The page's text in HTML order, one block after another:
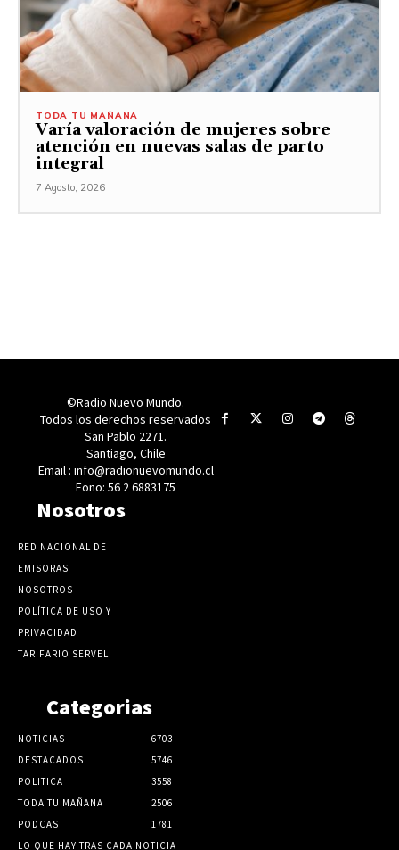
TODA TU MAÑANA
Varía valoración de mujeres sobre
atención en nuevas salas de parto
integral
7 Agosto, 2026
©Radio Nuevo Mundo.
Todos los derechos reservados
San Pablo 2271.
Santiago, Chile
Email : info@radionuevomundo.cl
Fono: 56 2 6883175
Nosotros
RED NACIONAL DE
EMISORAS
NOSOTROS
POLÍTICA DE USO Y
PRIVACIDAD
TARIFARIO SERVEL
Categorias
NOTICIAS
6703
DESTACADOS
5746
POLITICA
3558
TODA TU MAÑANA
2506
PODCAST
1781
LO QUE HAY TRAS CADA NOTICIA